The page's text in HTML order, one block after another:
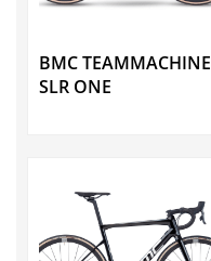
BMC TEAMMACHINE
SLR ONE